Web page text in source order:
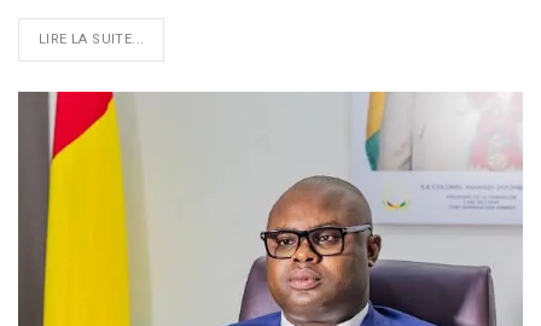
LIRE LA SUITE...